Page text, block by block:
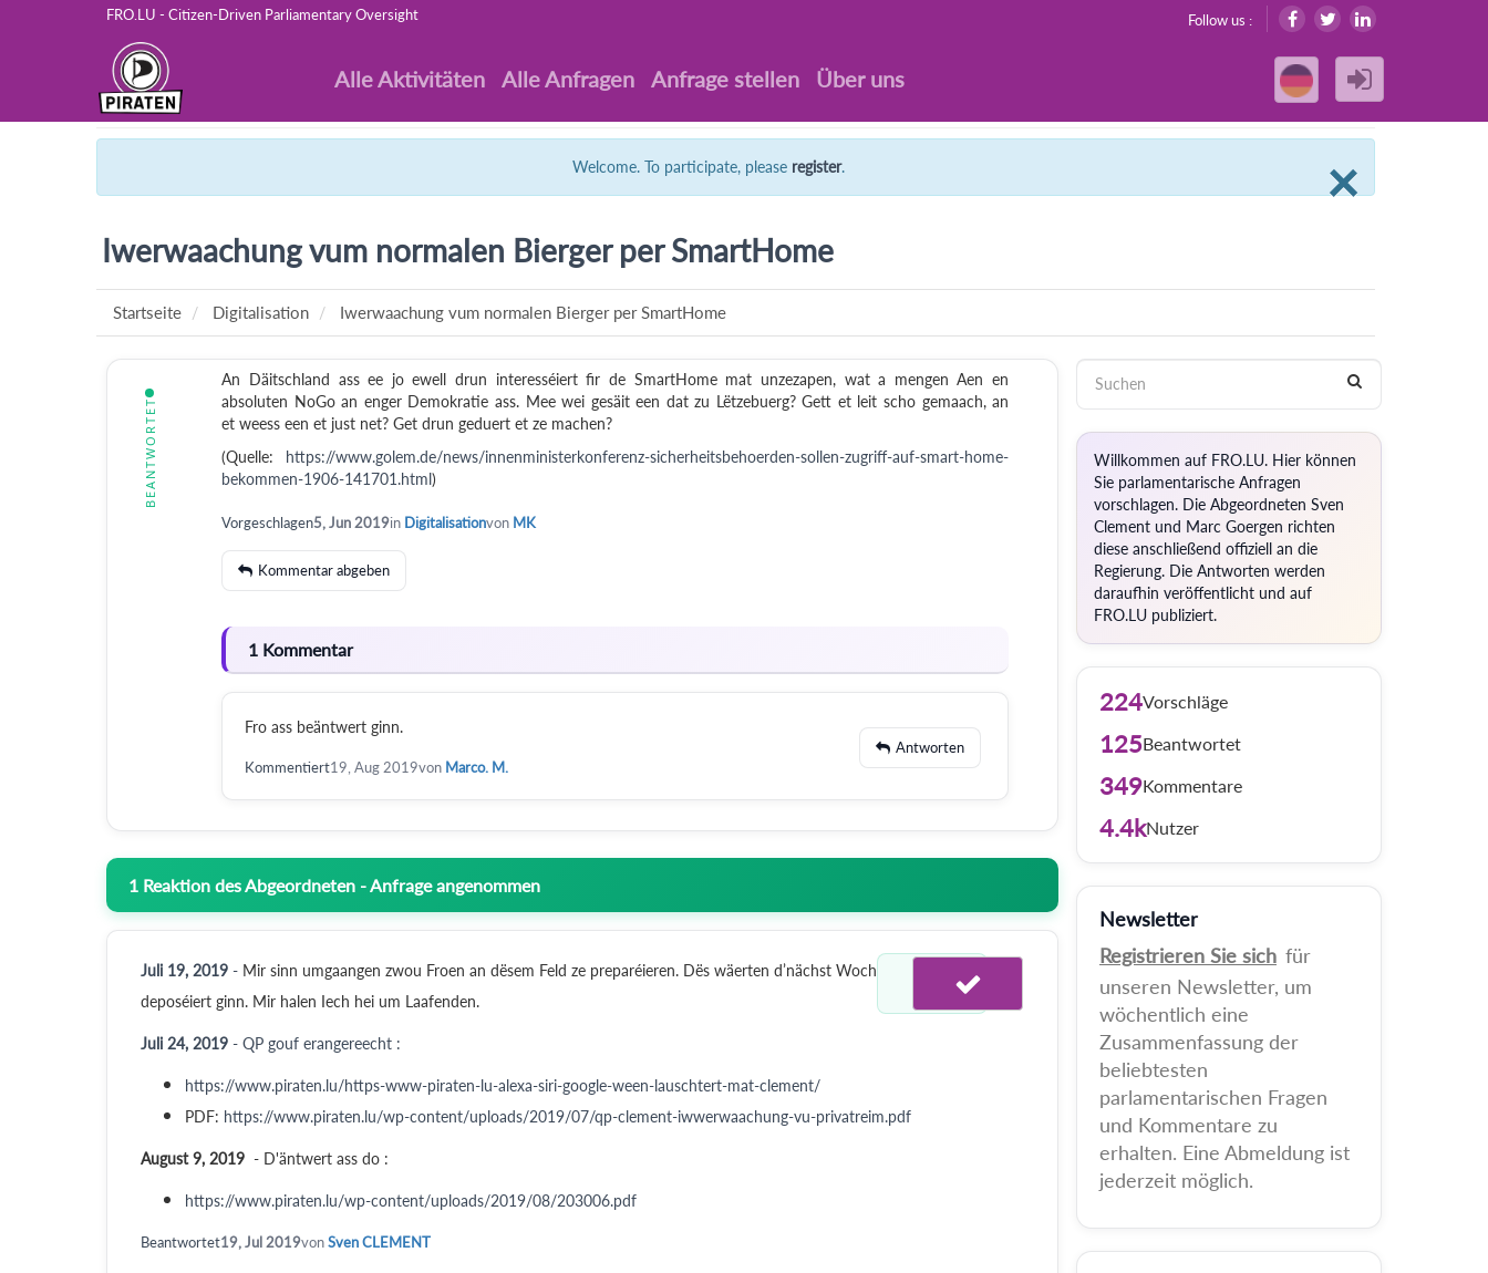
FRO.LU - Citizen-Driven Parliamentary Oversight Follow us :
Alle Aktivitäten Alle Anfragen Anfrage stellen Über uns
×
Welcome. To participate, please register.
Iwerwaachung vum normalen Bierger per SmartHome
Startseite Digitalisation Iwerwaachung vum normalen Bierger per SmartHome
BEANTWORTET
An Däitschland ass ee jo ewell drun interesséiert fir de SmartHome mat unzezapen, wat a mengen Aen en
absoluten NoGo an enger Demokratie ass. Mee wei gesäit een dat zu Lëtzebuerg? Gett et leit scho gemaach, an
et weess een et just net? Get drun geduert et ze machen?
(Quelle: https://www.golem.de/news/innenministerkonferenz-sicherheitsbehoerden-sollen-zugriff-auf-smart-home-
bekommen-1906-141701.html)
Vorgeschlagen5, Jun 2019in Digitalisationvon MK
Kommentar abgeben
1 Kommentar
Fro ass beäntwert ginn.
Kommentiert19, Aug 2019von Marco. M.
Antworten
1 Reaktion des Abgeordneten - Anfrage angenommen
Juli 19, 2019 - Mir sinn umgaangen zwou Froen an dësem Feld ze preparéieren. Dës wäerten d’nächst Woch
deposéiert ginn. Mir halen Iech hei um Laafenden.
Juli 24, 2019 - QP gouf erangereecht :
https://www.piraten.lu/https-www-piraten-lu-alexa-siri-google-ween-lauschtert-mat-clement/
PDF: https://www.piraten.lu/wp-content/uploads/2019/07/qp-clement-iwwerwaachung-vu-privatreim.pdf
August 9, 2019 - D'äntwert ass do :
https://www.piraten.lu/wp-content/uploads/2019/08/203006.pdf
Beantwortet19, Jul 2019vonSven CLEMENT
Willkommen auf FRO.LU. Hier können
Sie parlamentarische Anfragen
vorschlagen. Die Abgeordneten Sven
Clement und Marc Goergen richten
diese anschließend offiziell an die
Regierung. Die Antworten werden
daraufhin veröffentlicht und auf
FRO.LU publiziert.
224Vorschläge
125Beantwortet
349Kommentare
4.4kNutzer
Newsletter
Registrieren Sie sich für
unseren Newsletter, um
wöchentlich eine
Zusammenfassung der
beliebtesten
parlamentarischen Fragen
und Kommentare zu
erhalten. Eine Abmeldung ist
jederzeit möglich.